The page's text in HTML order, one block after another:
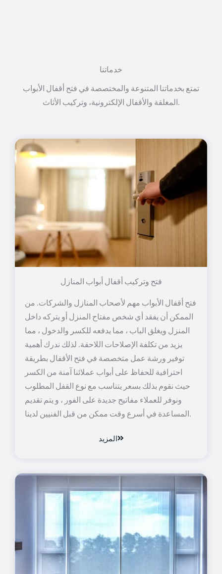
خدماتنا
تمتع بخدماتنا المتنوعة والمختصصة في فتح أقفال الأبواب
فتح وتركيب أقفال أبواب المنازل
فتح أقفال الأبواب مهم لأصحاب المنازل والشركات. من
الممكن أن يفقد أي شخص مفتاح المنزل أو يتركه داخل
المنزل ويغلق الباب ، مما يدفعه للكسر والدخول ، مما
يزيد من تكلفة الإصلاحات اللاحقة. لذلك ندرك أهمية
توفير ورشة عمل متخصصة في فتح الأقفال بطريقة
احترافية للحفاظ على أبواب عملائنا آمنة من الكسر
حيث نقوم بذلك بسعر يتناسب مع نوع القفل المطلوب
ونوفر للعملاء مفاتيح جديدة على الفور ، و يتم تقديم
المساعدة في أسرع وقت ممكن من قبل الفنيين لدينا.
المزيد